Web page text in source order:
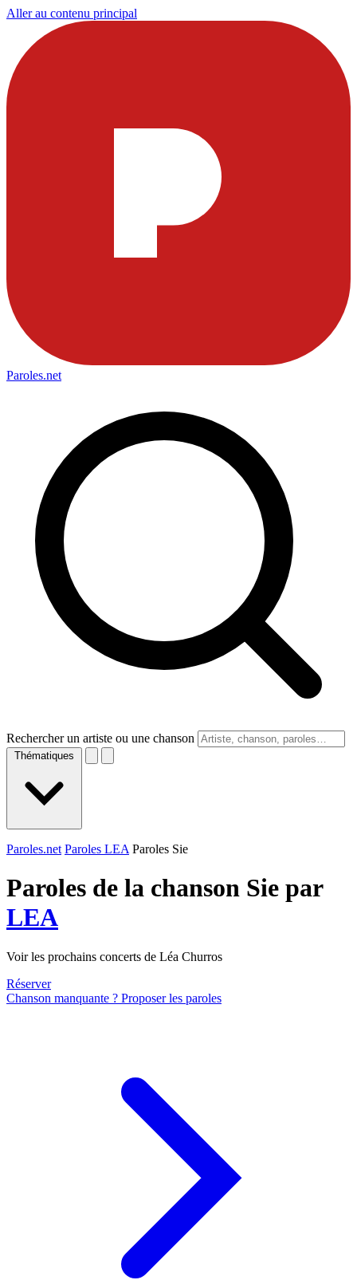
Aller au contenu principal
Paroles.net
Rechercher un artiste ou une chanson
Thématiques
Paroles.net Paroles LEA Paroles Sie
Paroles de la chanson Sie par
LEA
Voir les prochains concerts de Léa Churros
Réserver
Chanson manquante ? Proposer les paroles